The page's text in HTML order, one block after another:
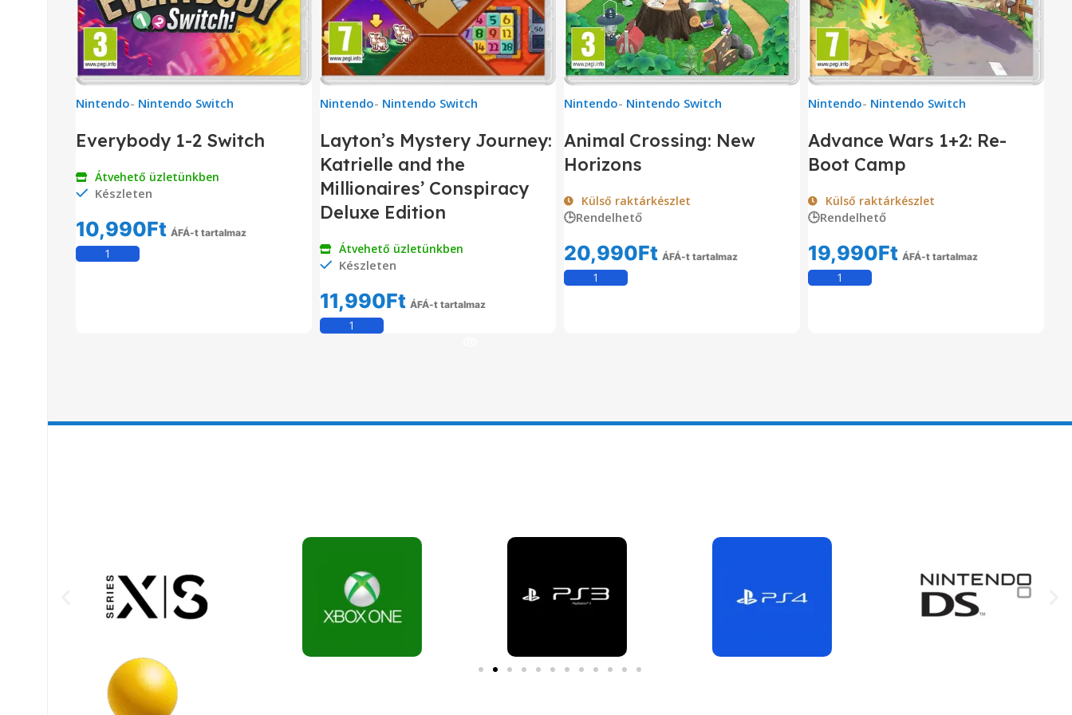
Nintendo- Nintendo Switch
Everybody 1-2 Switch
Átvehető üzletünkben
Készleten
10,990Ft ÁFÁ-t tartalmaz
Nintendo- Nintendo Switch
Layton’s Mystery Journey:
Katrielle and the
Millionaires’ Conspiracy
Deluxe Edition
Átvehető üzletünkben
Készleten
11,990Ft ÁFÁ-t tartalmaz
Nintendo- Nintendo Switch
Animal Crossing: New
Horizons
Külső raktárkészlet
🕒Rendelhető
20,990Ft ÁFÁ-t tartalmaz
Nintendo- Nintendo Switch
Advance Wars 1+2: Re-
Boot Camp
Külső raktárkészlet
🕒Rendelhető
19,990Ft ÁFÁ-t tartalmaz